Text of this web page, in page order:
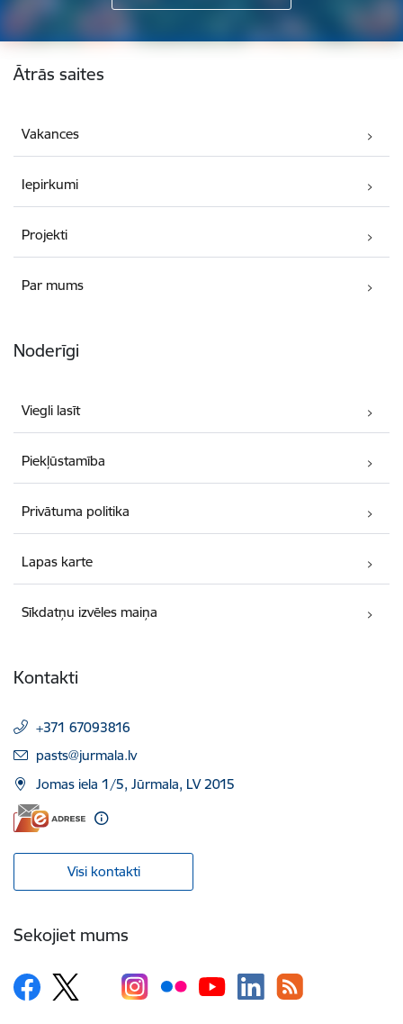
Kājene
Ātrās saites
Vakances
Iepirkumi
Projekti
Par mums
Noderīgi
Viegli lasīt
Piekļūstamība
Privātuma politika
Lapas karte
Sīkdatņu izvēles maiņa
Kontakti
+371 67093816
E-pasts:
pasts@jurmala.lv
Jomas iela 1/5, Jūrmala, LV 2015
Visi kontakti
Sekojiet mums